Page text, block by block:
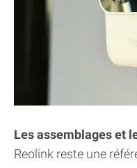
Les assemblages et
Reolink reste une